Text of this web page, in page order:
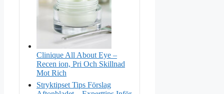
Clinique All About Eye –
Recen ion, Pri Och Skillnad
Mot Rich
Stryktipset Tips Förslag